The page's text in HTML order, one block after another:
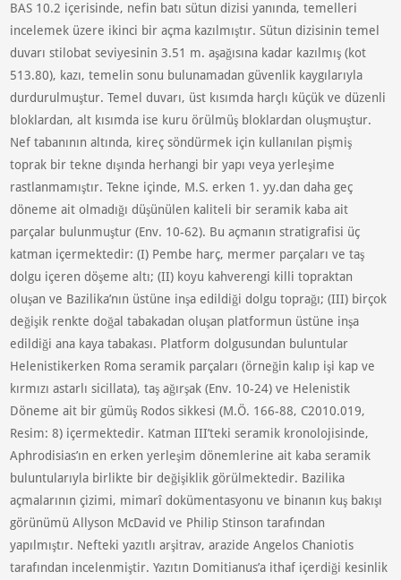
BAS 10.2 içerisinde, nefin batı sütun dizisi yanında, temelleri
incelemek üzere ikinci bir açma kazılmıştır. Sütun dizisinin temel
duvarı stilobat seviyesinin 3.51 m. aşağısına kadar kazılmış (kot
513.80), kazı, temelin sonu bulunamadan güvenlik kaygılarıyla
durdurulmuştur. Temel duvarı, üst kısımda harçlı küçük ve düzenli
bloklardan, alt kısımda ise kuru örülmüş bloklardan oluşmuştur.
Nef tabanının altında, kireç söndürmek için kullanılan pişmiş
toprak bir tekne dışında herhangi bir yapı veya yerleşime
rastlanmamıştır. Tekne içinde, M.S. erken 1. yy.dan daha geç
döneme ait olmadığı düşünülen kaliteli bir seramik kaba ait
parçalar bulunmuştur (Env. 10-62). Bu açmanın stratigrafisi üç
katman içermektedir: (I) Pembe harç, mermer parçaları ve taş
dolgu içeren döşeme altı; (II) koyu kahverengi killi topraktan
oluşan ve Bazilika’nın üstüne inşa edildiği dolgu toprağı; (III) birçok
değişik renkte doğal tabakadan oluşan platformun üstüne inşa
edildiği ana kaya tabakası. Platform dolgusundan buluntular
Helenistikerken Roma seramik parçaları (örneğin kalıp işi kap ve
kırmızı astarlı sicillata), taş ağırşak (Env. 10-24) ve Helenistik
Döneme ait bir gümüş Rodos sikkesi (M.Ö. 166-88, C2010.019,
Resim: 8) içermektedir. Katman III’teki seramik kronolojisinde,
Aphrodisias’ın en erken yerleşim dönemlerine ait kaba seramik
buluntularıyla birlikte bir değişiklik görülmektedir. Bazilika
açmalarının çizimi, mimarî dokümentasyonu ve binanın kuş bakışı
görünümü Allyson McDavid ve Philip Stinson tarafından
yapılmıştır. Nefteki yazıtlı arşitrav, arazide Angelos Chaniotis
tarafından incelenmiştir. Yazıtın Domitianus’a ithaf içerdiği kesinlik